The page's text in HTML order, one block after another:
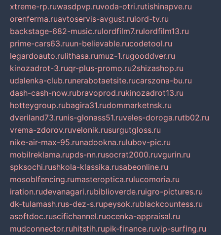
xtreme-rp.ruwasdpvp.ruvoda-otri.rutishinapve.ru
orenferma.ruavtoservis-avgust.rulord-tv.ru
backstage-682-music.rulordfilm7.rulordfilm13.ru
prime-cars63.ruun-believable.rucodetool.ru
legardoauto.rulithasa.rumuz-1.rugooddver.ru
kinozadrot-3.ruqr-plus-promo.ru2shizashop.ru
udalenka-club.runerabotaetsite.rucarszona-bu.ru
dash-cash-now.rubravoprod.rukinozadrot13.ru
hotteygroup.rubagira31.rudommarketnsk.ru
dveriland73.runis-glonass51.ruveles-doroga.rutb02.ru
vrema-zdorov.ruvelonik.rusurgutgloss.ru
nike-air-max-95.runadookna.rulubov-pic.ru
mobilreklama.rupds-nn.rusocrat2000.ruvgurin.ru
spksochi.rushkola-klassika.rusabeonline.ru
mosoblfencing.rumasteroptica.rulucomoria.ru
iration.rudevanagari.rubiblioverde.ruigro-pictures.ru
dk-tulamash.rus-dez-s.rupeysok.rublackcountess.ru
asoftdoc.ruscifichannel.ruocenka-appraisal.ru
mudconnector.ruhitstih.rupik-finance.ruvip-surfing.ru